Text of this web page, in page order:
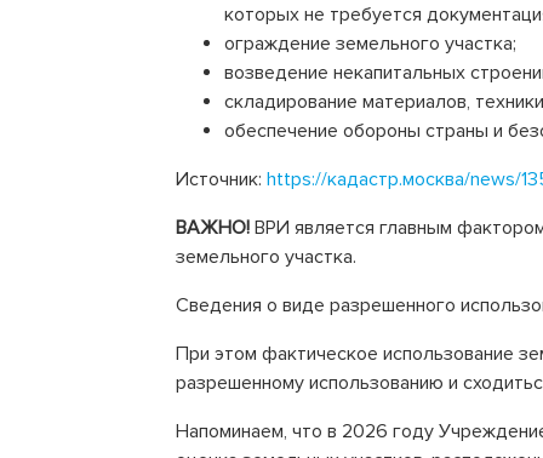
которых не требуется
ограждение земельного участка;
возведение некапитальных
складирование материалов,
обеспечение обороны страны и
Источник: https://кадастр.москва/news/
ВАЖНО! ВРИ является главным
земельного участка.
Сведения о виде разрешенного
При этом фактическое использование
разрешенному использованию и
Напоминаем, что в 2026 году